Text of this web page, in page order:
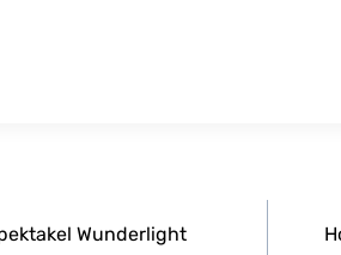
Wunderlight